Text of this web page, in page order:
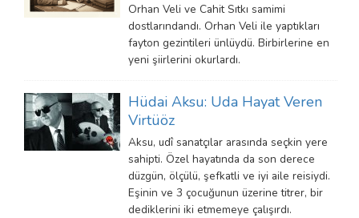
Orhan Veli ve Cahit Sıtkı samimi
dostlarındandı. Orhan Veli ile yaptıkları
fayton gezintileri ünlüydü. Birbirlerine en
yeni şiirlerini okurlardı.
Hüdai Aksu: Uda Hayat Veren
Virtüöz
Aksu, udî sanatçılar arasında seçkin yere
sahipti. Özel hayatında da son derece
düzgün, ölçülü, şefkatli ve iyi aile reisiydi.
Eşinin ve 3 çocuğunun üzerine titrer, bir
dediklerini iki etmemeye çalışırdı.